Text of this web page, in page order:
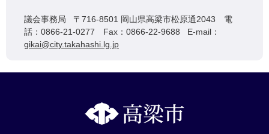
議会事務局 〒716-8501 岡山県高梁市松原通2043 電
話：0866-21-0277 Fax：0866-22-9688 E-mail：
gikai@city.takahashi.lg.jp